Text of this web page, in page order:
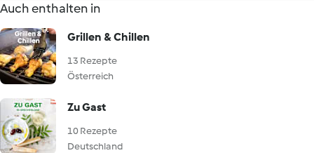
Auch enthalten in
Grillen & Chillen
13 Rezepte
Österreich
Zu Gast
10 Rezepte
Deutschland